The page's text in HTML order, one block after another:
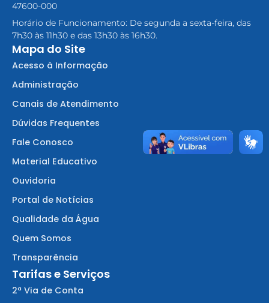
47600-000
Horário de Funcionamento: De segunda a sexta-feira, das
7h30 às 11h30 e das 13h30 às 16h30.
Mapa do Site
Acesso à Informação
Administração
Canais de Atendimento
Dúvidas Frequentes
Fale Conosco
Material Educativo
Ouvidoria
Portal de Notícias
Qualidade da Água
Quem Somos
Transparência
Tarifas e Serviços
2ª Via de Conta